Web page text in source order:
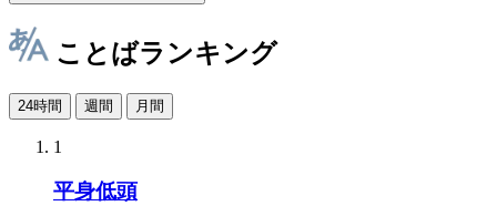
ことばランキング
24時間 週間 月間
1
平身低頭